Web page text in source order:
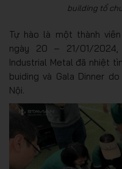
building tổ
Tự hào là một thành
ngày 20 – 21/01/
Industrial Metal đã nhiệt
buiding và Gala Dinner
Nội.